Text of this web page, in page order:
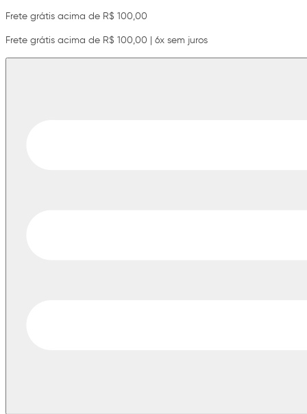
Frete grátis acima de R$ 100,00
Frete grátis acima de R$ 100,00 | 6x sem juros